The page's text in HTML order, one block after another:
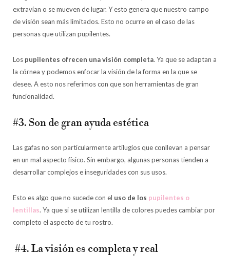
extravían o se mueven de lugar. Y esto genera que nuestro campo
de visión sean más limitados. Esto no ocurre en el caso de las
personas que utilizan pupilentes.
Los pupilentes ofrecen una visión completa. Ya que se adaptan a
la córnea y podemos enfocar la visión de la forma en la que se
desee. A esto nos referimos con que son herramientas de gran
funcionalidad.
#3. Son de gran ayuda estética
Las gafas no son particularmente artilugios que conllevan a pensar
en un mal aspecto físico. Sin embargo, algunas personas tienden a
desarrollar complejos e inseguridades con sus usos.
Esto es algo que no sucede con el uso de los pupilentes o
lentillas. Ya que si se utilizan lentilla de colores puedes cambiar por
completo el aspecto de tu rostro.
#4. La visión es completa y real